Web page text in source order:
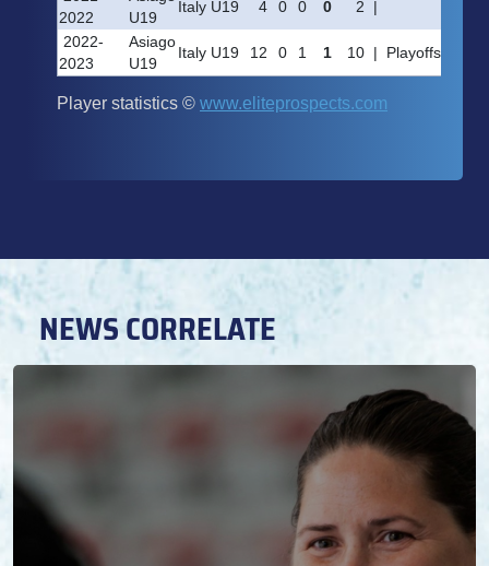
NEWS CORRELATE